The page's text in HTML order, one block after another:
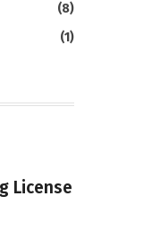
(8)
(1)
License